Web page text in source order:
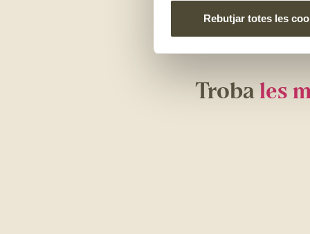
Rebutjar totes les
tornant més
collir-la. Un cop
Trobales